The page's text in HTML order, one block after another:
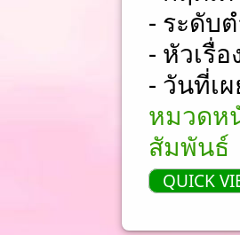
- ระดับ
- หัวเรื่อ
- วันที่เ
หมวดห
สัมพันธ์
QUICK